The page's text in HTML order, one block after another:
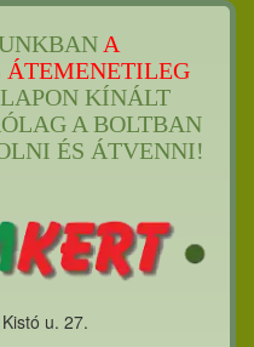
A
KÍNÁLT
A BOLTBAN
ÉS ÁTVENNI!
u. 27.